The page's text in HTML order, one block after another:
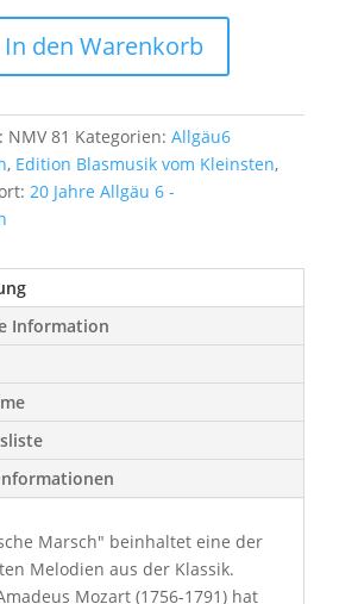
In den Warenkorb
NMV 81 Kategorien: Allgäu6
, Edition Blasmusik vom Kleinsten,
20 Jahre Allgäu 6 -
Information
Marsch" beinhaltet eine der
Melodien aus der Klassik.
Mozart (1756-1791) hat